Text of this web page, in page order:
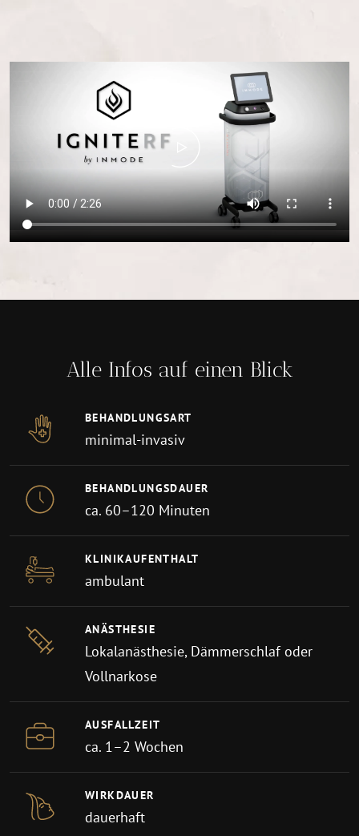
Alle Infos auf einen Blick
BEHANDLUNGSART
minimal-invasiv
BEHANDLUNGSDAUER
ca. 60–120 Minuten
KLINIKAUFENTHALT
ambulant
ANÄSTHESIE
Lokalanästhesie, Dämmerschlaf oder
Vollnarkose
AUSFALLZEIT
ca. 1–2 Wochen
WIRKDAUER
dauerhaft